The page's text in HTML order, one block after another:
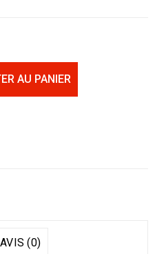
AU PANIER
AVIS (0)